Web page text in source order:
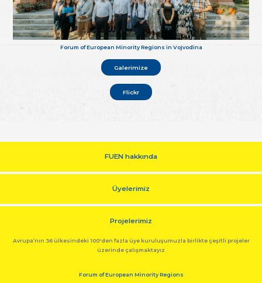
Forum of European Minority Regions in Vojvodina
Galerimize
Flickr
FUEN hakkında
Üyelerimiz
Projelerimiz
Avrupa’nın 36 ülkesindeki 100'den fazla üye kuruluşumuzla birlikte çeşitli projeler
üzerinde çalışmaktayız
Forum of European Minority Regions